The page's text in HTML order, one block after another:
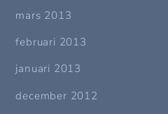
mars 2013
februari 2013
januari 2013
december 2012